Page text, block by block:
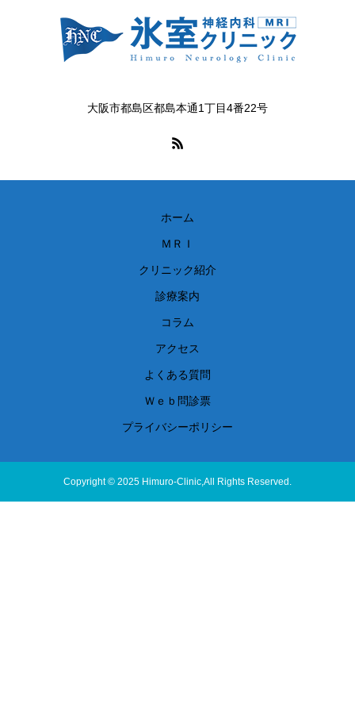
大阪市都島区都島本通1丁目4番22号
ホーム
ＭＲＩ
クリニック紹介
診療案内
コラム
アクセス
よくある質問
Ｗｅｂ問診票
プライバシーポリシー
Copyright © 2025 Himuro-Clinic,All Rights Reserved.